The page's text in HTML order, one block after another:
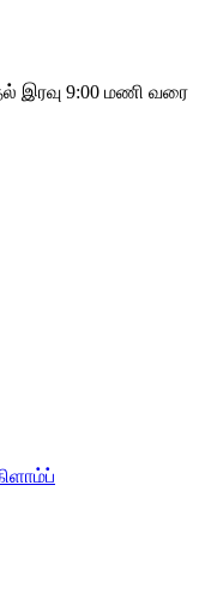
இரவு 9:00 மணி வரை